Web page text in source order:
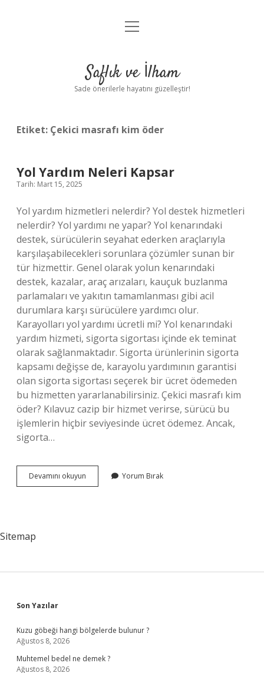
Anasayfa
Yasal Uyarı
menüyü
Saflık ve İlham
Sade önerilerle hayatını güzelleştir!
Etiket: Çekici masrafı kim öder
Yol Yardım Neleri Kapsar
Tarih: Mart 15, 2025
Yol yardım hizmetleri nelerdir? Yol destek hizmetleri
nelerdir? Yol yardımı ne yapar? Yol kenarındaki
destek, sürücülerin seyahat ederken araçlarıyla
karşılaşabilecekleri sorunlara çözümler sunan bir
tür hizmettir. Genel olarak yolun kenarındaki
destek, kazalar, araç arızaları, kauçuk buzlanma
parlamaları ve yakıtın tamamlanması gibi acil
durumlara karşı sürücülere yardımcı olur.
Karayolları yol yardımı ücretli mi? Yol kenarındaki
yardım hizmeti, sigorta sigortası içinde ek teminat
olarak sağlanmaktadır. Sigorta ürünlerinin sigorta
kapsamı değişse de, karayolu yardımının garantisi
olan sigorta sigortası seçerek bir ücret ödemeden
bu hizmetten yararlanabilirsiniz. Çekici masrafı kim
öder? Kılavuz cazip bir hizmet verirse, sürücü bu
işlemlerin hiçbir seviyesinde ücret ödemez. Ancak,
sigorta…
Devamını okuyun
Yardım
Yorum Bırak
Sitemap
Sidebar
Son Yazılar
Kuzu göbeği hangi bölgelerde bulunur ?
Ağustos 8, 2026
Muhtemel bedel ne demek ?
Ağustos 8, 2026